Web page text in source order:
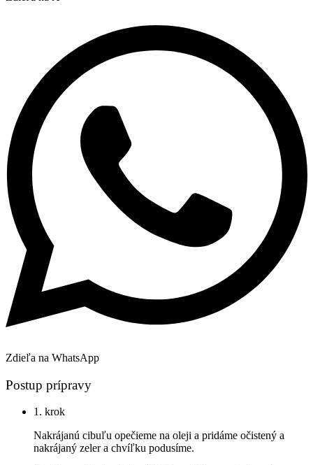
Zdieľa na WhatsApp
Postup prípravy
1. krok
Nakrájanú cibuľu opečieme na oleji a pridáme očistený a
nakrájaný zeler a chvíľku podusíme.